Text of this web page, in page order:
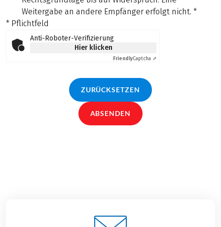
Weitergabe an andere Empfänger erfolgt nicht. *
* Pflichtfeld
Anti-Roboter-Verifizierung
Hier klicken
FriendlyCaptcha ⇗
ZURÜCKSETZEN
ABSENDEN